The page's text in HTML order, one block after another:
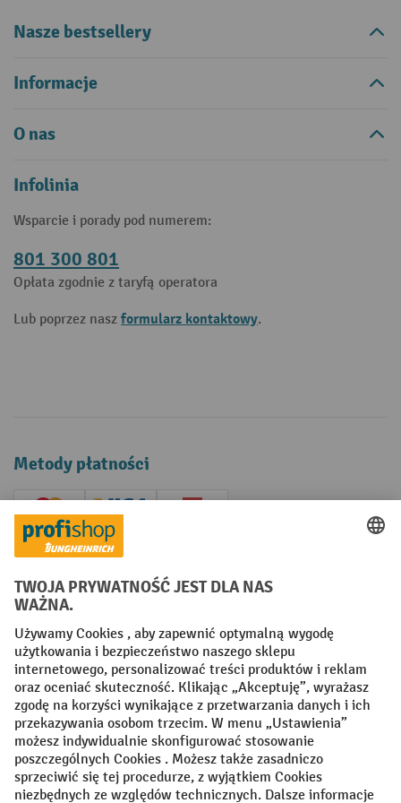
Nasze bestsellery
Informacje
O nas
Infolinia
Wsparcie i porady pod numerem:
801 300 801
Opłata zgodnie z taryfą operatora
Lub poprzez nasz formularz kontaktowy.
Metody płatności
Creditcard (Master)Creditcard (Visa)
Factura Przedpłata
Sieci społecznościowe
Facebook
YouTube
LinkedIn
Instagram
Regulamin Impressum PL
Oświadczenie o ochronie danych